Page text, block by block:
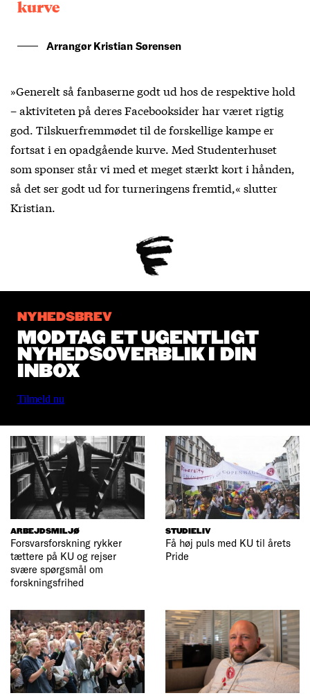
kurve
Arrangør Kristian Sørensen
»Generelt så fanbaserne godt ud hos de respektive hold
– aktiviteten på deres Facebooksider har været rigtig
god. Tilskuerfremmødet til de forskellige kampe er
fortsat i en opadgående kurve. Med Studenterhuset
som sponser står vi med et meget stærkt kort i hånden,
så det ser godt ud for turneringens fremtid,« slutter
Kristian.
NYHEDSBREV
MODTAG ET UGENTLIGT
NYHEDSOVERBLIK I DIN
INBOX
Tilmeld nu
ARBEJDSMILJØ
Forsvarsforskning rykker
tættere på KU og rejser
svære spørgsmål om
forskningsfrihed
STUDIELIV
Få høj puls med KU til årets
Pride